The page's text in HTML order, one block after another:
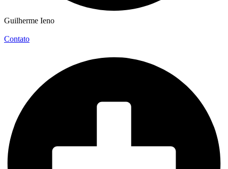
Guilherme Ieno
Contato